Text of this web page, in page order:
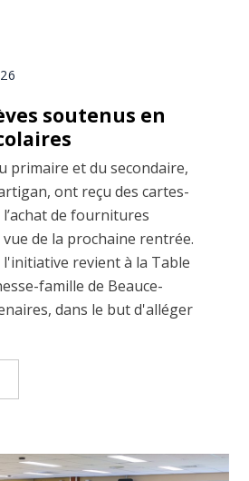
soutenus en
primaire et du secondaire,
ont reçu des cartes-
de fournitures
de la prochaine rentrée.
revient à la Table
famille de Beauce-
dans le but d'alléger